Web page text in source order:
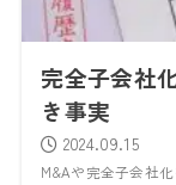
完全子会社
き事実
2024.09.15
M&Aや完全子会社